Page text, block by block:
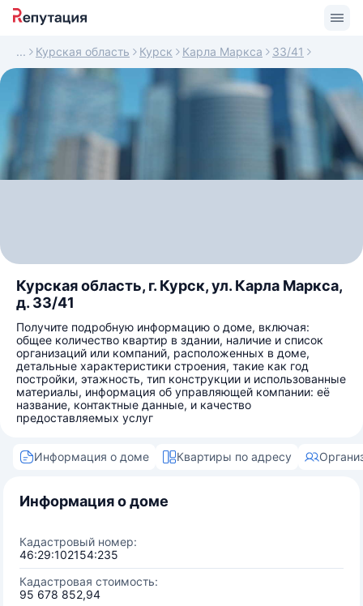
Курская область Курск Карла Маркса 33/41
Курская область, г. Курск, ул. Карла Маркса,
д. 33/41
Получите подробную информацию о доме, включая:
общее количество квартир в здании, наличие и список
организаций или компаний, расположенных в доме,
детальные характеристики строения, такие как год
постройки, этажность, тип конструкции и использованные
материалы, информация об управляющей компании: её
название, контактные данные, и качество
предоставляемых услуг
Информация о доме Квартиры по адресу
Информация о доме
Кадастровый номер:
46:29:102154:235
Кадастровая стоимость:
95 678 852,94